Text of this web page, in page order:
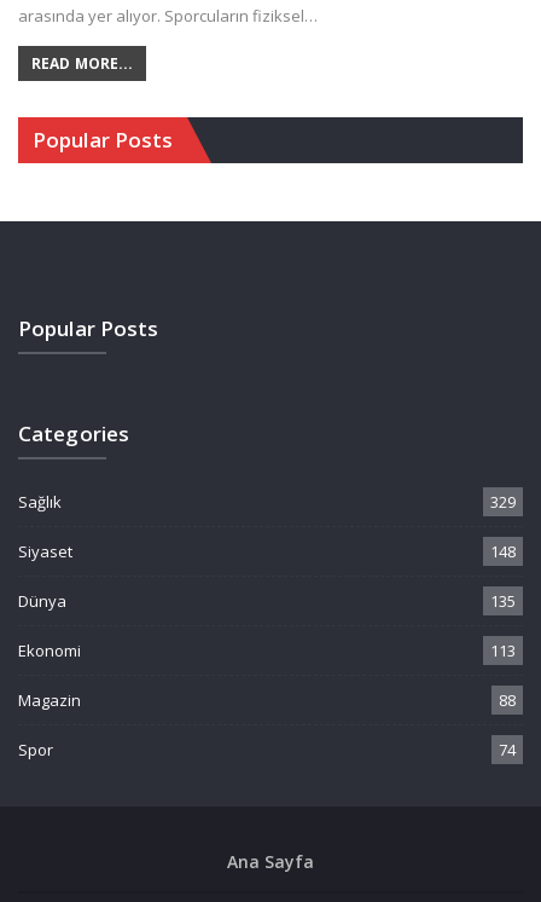
arasında yer alıyor. Sporcuların fiziksel…
READ MORE...
Popular Posts
Popular Posts
Categories
Sağlık 329
Siyaset 148
Dünya 135
Ekonomi 113
Magazin 88
Spor 74
Ana Sayfa